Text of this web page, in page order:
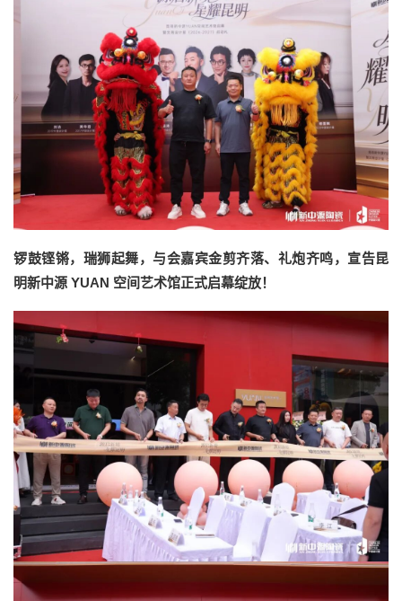
锣鼓铿锵，瑞狮起舞，与会嘉宾金剪齐落、礼炮齐鸣，宣告昆
明新中源 YUAN 空间艺术馆正式启幕绽放！